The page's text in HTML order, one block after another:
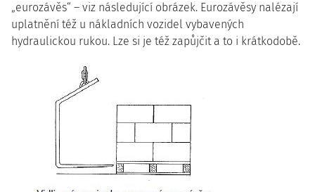
„eurozávěs“ – viz následující obrázek. Eurozávěsy nalézají
uplatnění též u nákladních vozidel vybavených
hydraulickou rukou. Lze si je též zapůjčit a to i krátkodobě.